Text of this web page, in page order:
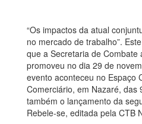
“Os impactos da atual
no mercado de trabalho”.
que a Secretaria de Combate
promoveu no dia 29 de
evento aconteceu no Espaço
Comerciário, em Nazaré, das
também o lançamento da
Rebele-se, editada pela CTB